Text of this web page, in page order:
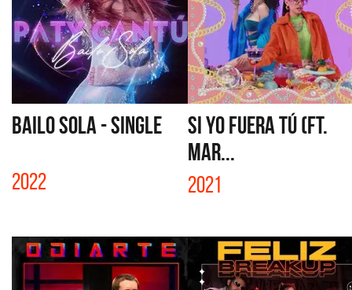
BAILO SOLA - SINGLE
2022
SI YO FUERA TÚ (FT.
MAR...
2021